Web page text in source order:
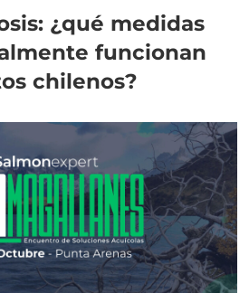
¿qué medidas
funcionan
chilenos?